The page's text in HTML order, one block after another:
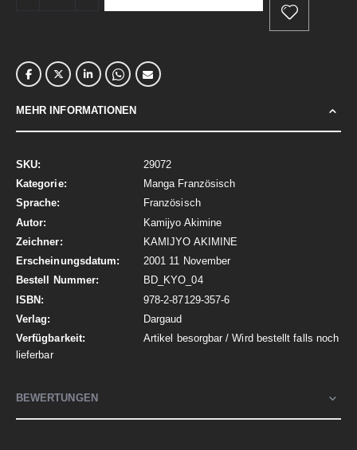
MEHR INFORMATIONEN
Mehr
Informationen
29072
Manga Französisch
Französisch
Kamijyo Akimine
KAMIJYO AKIMINE
2001 11 November
BD_KYO_04
978-2-87129-357-6
Dargaud
Artikel besorgbar / Wird bestellt falls noch
lieferbar
BEWERTUNGEN